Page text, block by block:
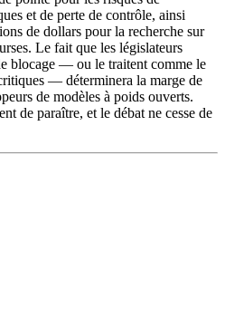
et de perte de contrôle, ainsi
de dollars pour la recherche sur
Le fait que les législateurs
blocage — ou le traitent comme le
— déterminera la marge de
de modèles à poids ouverts.
de paraître, et le débat ne cesse de